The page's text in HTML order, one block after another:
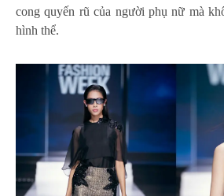
cong quyến rũ của người phụ nữ mà
hình thể.